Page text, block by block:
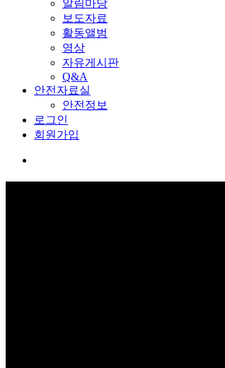
알림마당
보도자료
활동앨범
영상
자유게시판
Q&A
안전자료실
안전정보
로그인
회원가입